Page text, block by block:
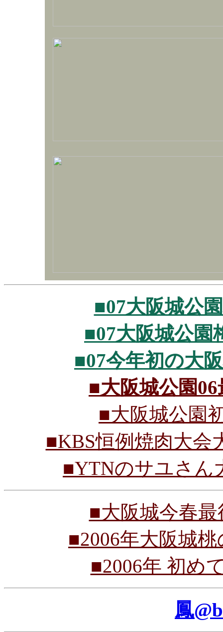
■07大阪城公
■07大阪城公園
■07今年初の大
■大阪城公園06
■大阪城公園
■KBS恒例焼肉大会
■YTNのサユさん
■大阪城今春最
■2006年大阪城
■2006年 初め
鳳